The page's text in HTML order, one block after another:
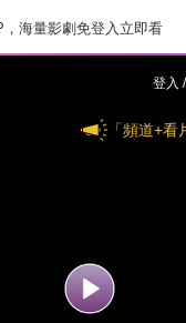
海量影劇免登入立即看
登入
「頻道+